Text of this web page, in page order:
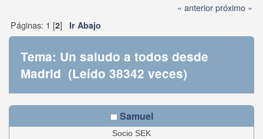
« anteriorpróximo »
Páginas: 1 [2] Ir Abajo
Tema: Un saludo a todos desde
Madrid (Leído 38342 veces)
Samuel
Socio SEK